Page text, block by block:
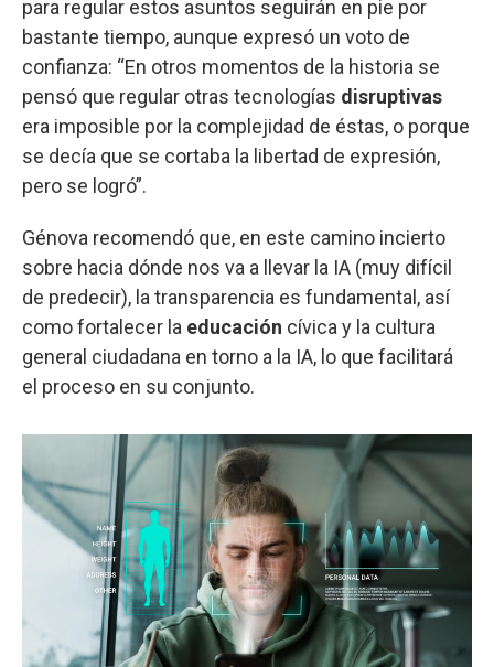
para regular estos asuntos seguirán en pie por
bastante tiempo, aunque expresó un voto de
confianza: “En otros momentos de la historia se
pensó que regular otras tecnologías disruptivas
era imposible por la complejidad de éstas, o porque
se decía que se cortaba la libertad de expresión,
pero se logró”.
Génova recomendó que, en este camino incierto
sobre hacia dónde nos va a llevar la IA (muy difícil
de predecir), la transparencia es fundamental, así
como fortalecer la educación cívica y la cultura
general ciudadana en torno a la IA, lo que facilitará
el proceso en su conjunto.